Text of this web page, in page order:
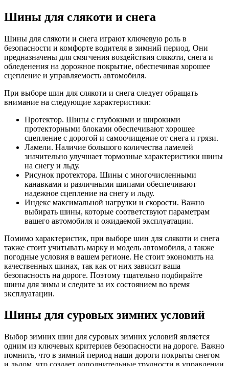
Шины для слякоти и снега
Шины для слякоти и снега играют ключевую роль в
безопасности и комфорте водителя в зимний период. Они
предназначены для смягчения воздействия слякоти, снега и
обледенения на дорожное покрытие, обеспечивая хорошее
сцепление и управляемость автомобиля.
При выборе шин для слякоти и снега следует обращать
внимание на следующие характеристики:
Протектор. Шины с глубокими и широкими
протекторными блоками обеспечивают хорошее
сцепление с дорогой и самоочищение от снега и грязи.
Ламели. Наличие большого количества ламелей
значительно улучшает тормозные характеристики шины
на снегу и льду.
Рисунок протектора. Шины с многочисленными
канавками и различными шипами обеспечивают
надежное сцепление на снегу и льду.
Индекс максимальной нагрузки и скорости. Важно
выбирать шины, которые соответствуют параметрам
вашего автомобиля и ожидаемой эксплуатации.
Помимо характеристик, при выборе шин для слякоти и снега
также стоит учитывать марку и модель автомобиля, а также
погодные условия в вашем регионе. Не стоит экономить на
качественных шинах, так как от них зависит ваша
безопасность на дороге. Поэтому тщательно подбирайте
шины для зимы и следите за их состоянием во время
эксплуатации.
Шины для суровых зимних условий
Выбор зимних шин для суровых зимних условий является
одним из ключевых критериев безопасности на дороге. Важно
помнить, что в зимний период наши дороги покрыты снегом